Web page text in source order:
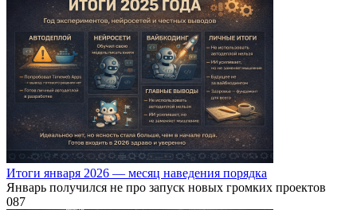
Итоги января 2026 — месяц наведения порядка
Январь получился не про запуск новых громких проектов
087